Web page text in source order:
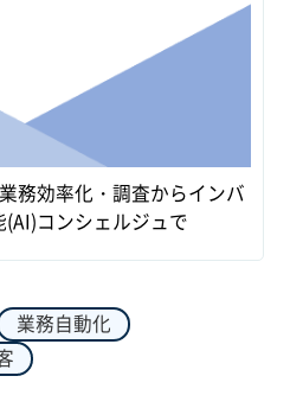
務効率化・調査からインバ
コンシェルジュで
業務自動化